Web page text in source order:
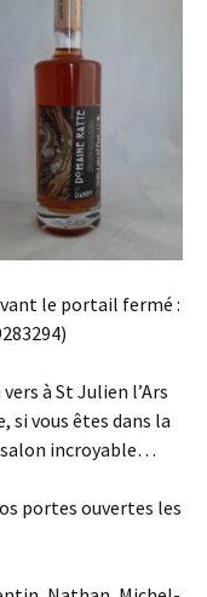
le portail fermé :
à St Julien l’Ars
si vous êtes dans la
salon incroyable…
portes ouvertes les